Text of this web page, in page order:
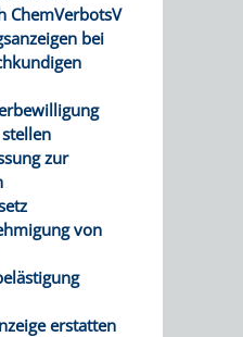
UND
ChemVerbotsV
bei
zur
von
erstatten